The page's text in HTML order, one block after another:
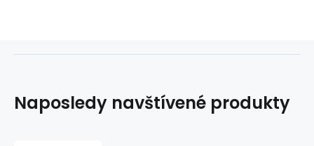
Naposledy navštívené produkty